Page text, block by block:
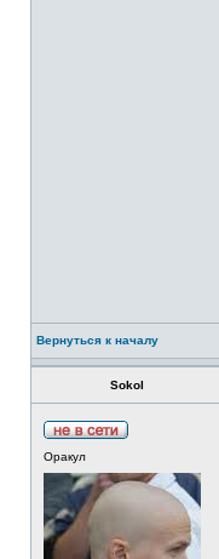
Вернуться к началу
Sokol
Оракул